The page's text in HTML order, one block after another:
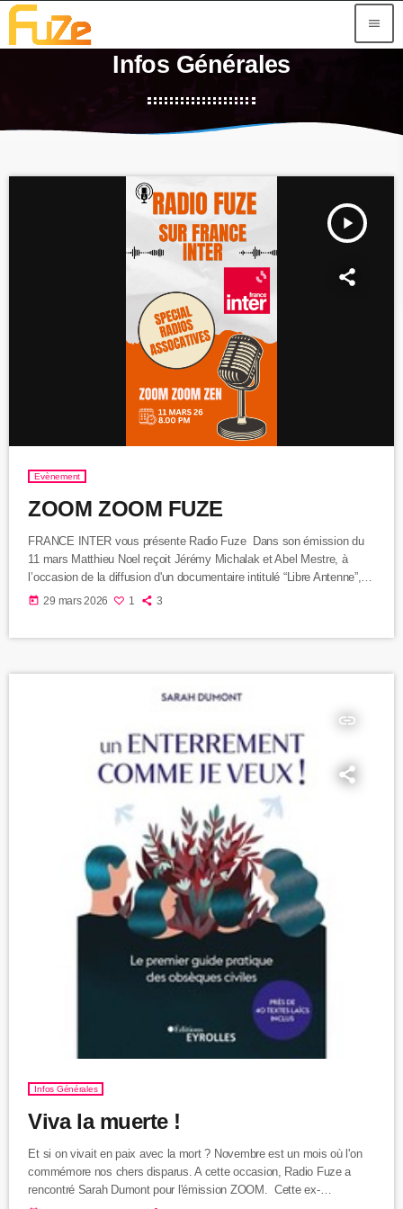
menu
Infos Générales
play_arrow
Evènement
ZOOM ZOOM FUZE
FRANCE INTER vous présente Radio Fuze Dans son émission du
11 mars Matthieu Noel reçoit Jérémy Michalak et Abel Mestre, à
l’occasion de la diffusion d'un documentaire intitulé “Libre Antenne”,
l’essor des émissions de radio libre. En illustration, ils choisissent de
today 29 mars 2026 1 3
insert_link
Infos Générales
Viva la muerte !
Et si on vivait en paix avec la mort ? Novembre est un mois où l'on
commémore nos chers disparus. A cette occasion, Radio Fuze a
rencontré Sarah Dumont pour l'émission ZOOM. Cette ex-